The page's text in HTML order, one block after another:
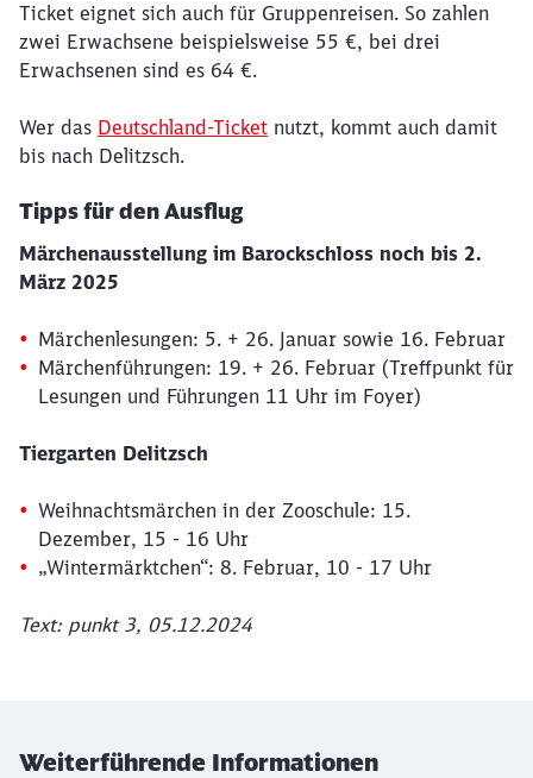
Ticket eignet sich auch für Gruppenreisen. So zahlen
zwei Erwachsene beispielsweise 55 €, bei drei
Erwachsenen sind es 64 €.
Wer das Deutschland-Ticket nutzt, kommt auch damit
bis nach Delitzsch.
Tipps für den Ausflug
Märchenausstellung im Barockschloss noch bis 2.
März 2025
Märchenlesungen: 5. + 26. Januar sowie 16. Februar
Märchenführungen: 19. + 26. Februar (Treffpunkt für
Lesungen und Führungen 11 Uhr im Foyer)
Tiergarten Delitzsch
Weihnachtsmärchen in der Zooschule: 15.
Dezember, 15 - 16 Uhr
„Wintermärktchen“: 8. Februar, 10 - 17 Uhr
Text: punkt 3, 05.12.2024
Weiterführende Informationen